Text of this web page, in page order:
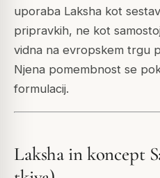
uporaba Laksha kot
pripravkih, ne kot
vidna na evropskem trgu
Njena pomembnost se
formulacij.
Laksha in koncept